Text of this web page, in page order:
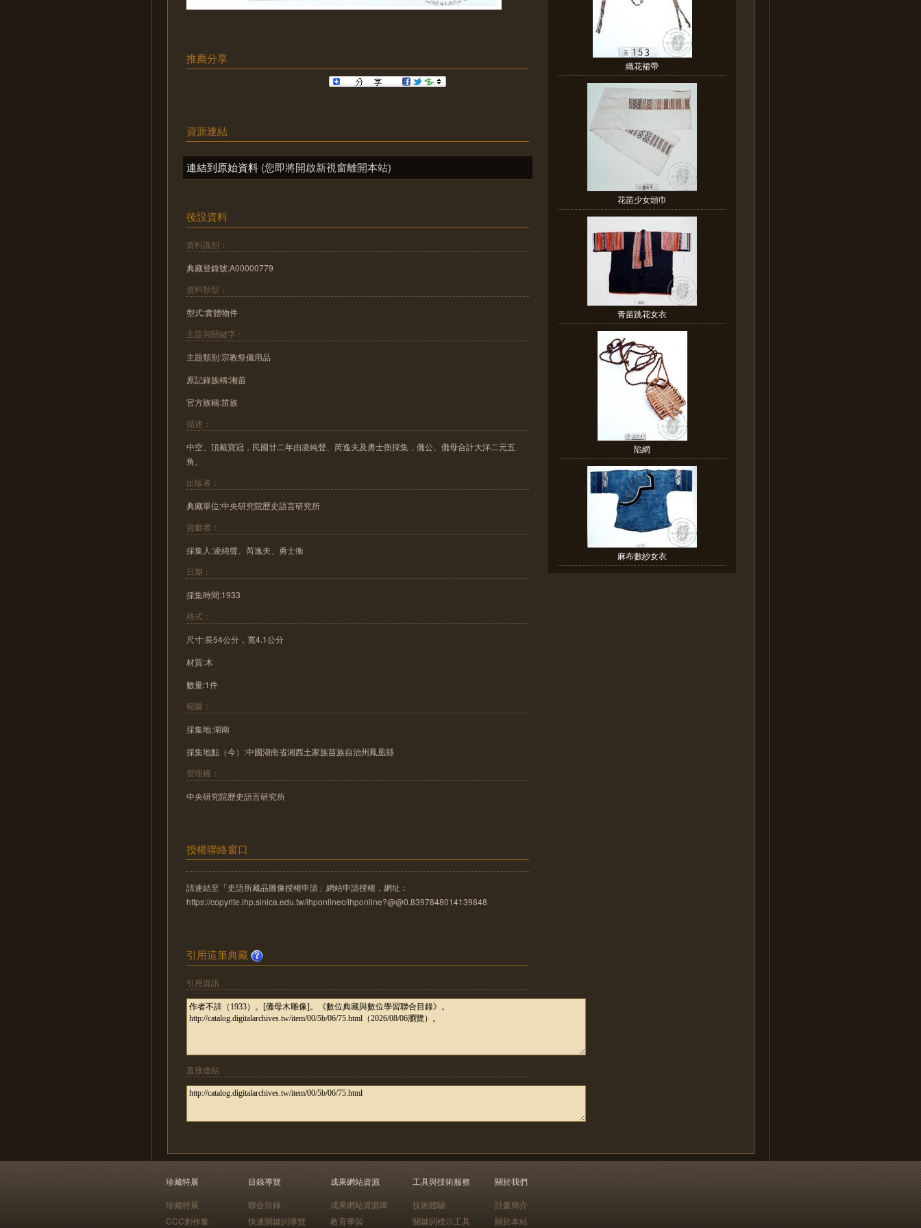
推薦分享
資源連結
連結到原始資料 (您即將開啟新視窗離開本站)
後設資料
資料識別：
典藏登錄號:A00000779
資料類型：
型式:實體物件
主題與關鍵字：
主題類別:宗教祭儀用品
原記錄族稱:湘苗
官方族稱:苗族
描述：
中空、頂戴寶冠，民國廿二年由凌純聲、芮逸夫及勇士衡採集，儺公、儺母合計大洋二元五
角。
出版者：
典藏單位:中央研究院歷史語言研究所
貢獻者：
採集人:凌純聲、芮逸夫、勇士衡
日期：
採集時間:1933
格式：
尺寸:長54公分，寬4.1公分
材質:木
數量:1件
範圍：
採集地:湖南
採集地點（今）:中國湖南省湘西土家族苗族自治州鳳凰縣
管理權：
中央研究院歷史語言研究所
授權聯絡窗口
請連結至「史語所藏品圖像授權申請」網站申請授權，網址：
https://copyrite.ihp.sinica.edu.tw/ihponlinec/ihponline?@@0.8397848014139848
引用這筆典藏
引用資訊
直接連結
織花裙帶
花苗少女頭巾
青苗跳花女衣
陷網
麻布數紗女衣
珍藏特展
珍藏特展
CCC創作集
目錄導覽
聯合目錄
快速關鍵詞導覽
成果網站資源
成果網站資源庫
教育學習
工具與技術服務
技術體驗
關鍵詞標示工具
關於我們
計畫簡介
關於本站